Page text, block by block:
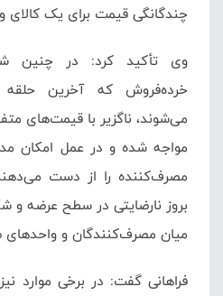
چندگانگی قیمت برای یک کالای
وی تأکید کرد: در چنین
خرده‌فروش که آخرین
می‌شوند، ناگزیر با قیمت‌های
مواجه شده و در عمل امکان
مصرف‌کننده را از دست
بروز نارضایتی در سطح عرضه
میان مصرف‌کنندگان و
فراهانی گفت: در برخی موارد